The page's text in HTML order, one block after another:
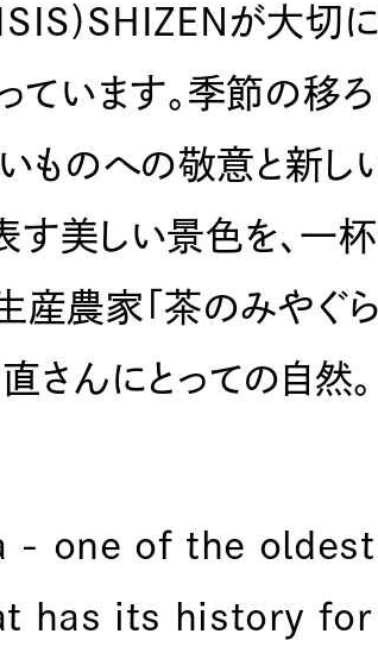
が大切に
ています。季節の移
ものへの敬意と新し
美しい景色を、一
産農家「茶のみやぐら
さんにとっての自然。
- one of the oldest
has its history